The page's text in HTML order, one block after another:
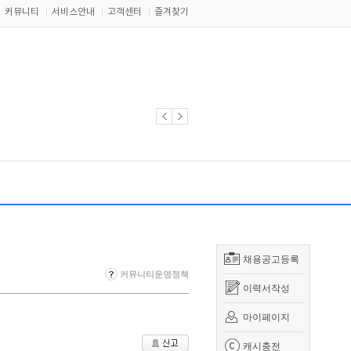
커뮤니티 서비스안내 고객센터 즐겨찾기
채용공고등록
이력서작성
마이페이지
캐시충전
커뮤니티운영정책